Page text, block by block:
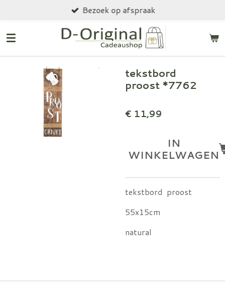
naar
hoofdinhoud
Bezoek op afspraak
tekstbord
proost *7762
€ 11,99
IN
WINKELWAGEN
tekstbord proost
55x15cm
natural